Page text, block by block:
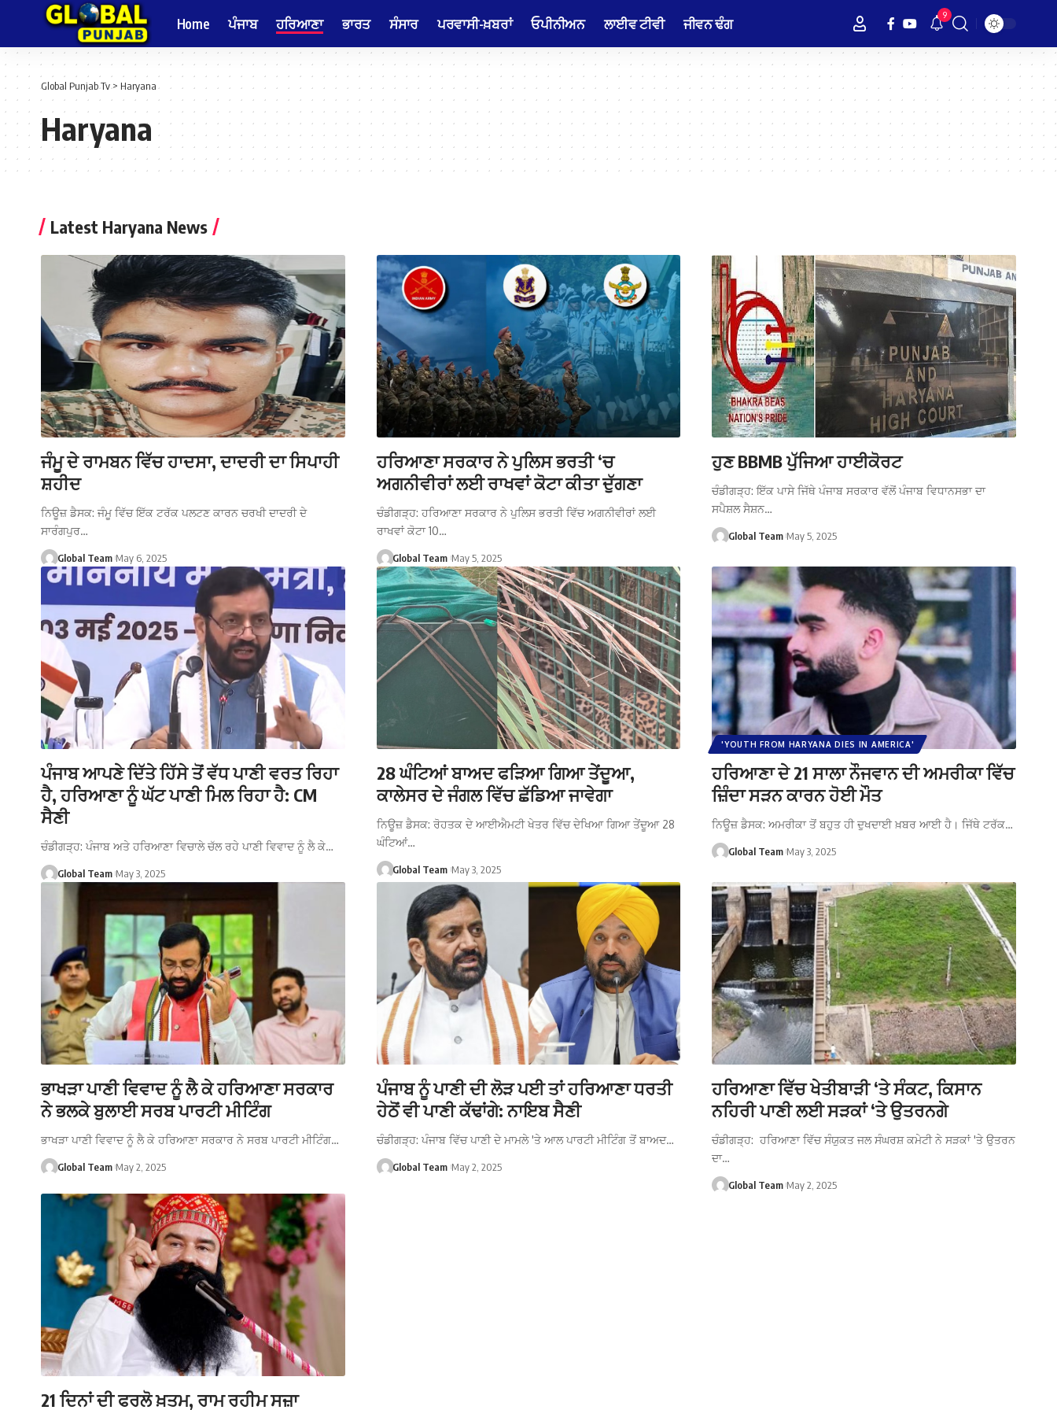
Home ਪੰਜਾਬ ਹਰਿਆਣਾ ਭਾਰਤ ਸੰਸਾਰ ਪਰਵਾਸੀ-ਖ਼ਬਰਾਂ ਓਪੀਨੀਅਨ ਲਾਈਵ ਟੀਵੀ ਜੀਵਨ ਢੰਗ 9
Global Punjab Tv> Haryana
Haryana
Latest Haryana News
ਜੰਮੂ ਦੇ ਰਾਮਬਨ ਵਿੱਚ ਹਾਦਸਾ, ਦਾਦਰੀ ਦਾ ਸਿਪਾਹੀ
ਸ਼ਹੀਦ
ਨਿਊਜ਼ ਡੈਸਕ: ਜੰਮੂ ਵਿੱਚ ਇੱਕ ਟਰੱਕ ਪਲਟਣ ਕਾਰਨ ਚਰਖੀ ਦਾਦਰੀ ਦੇ
ਸਾਰੰਗਪੁਰ…
Global Team May 6, 2025
ਹਰਿਆਣਾ ਸਰਕਾਰ ਨੇ ਪੁਲਿਸ ਭਰਤੀ ‘ਚ
ਅਗਨੀਵੀਰਾਂ ਲਈ ਰਾਖਵਾਂ ਕੋਟਾ ਕੀਤਾ ਦੁੱਗਣਾ
ਚੰਡੀਗੜ੍ਹ: ਹਰਿਆਣਾ ਸਰਕਾਰ ਨੇ ਪੁਲਿਸ ਭਰਤੀ ਵਿੱਚ ਅਗਨੀਵੀਰਾਂ ਲਈ
ਰਾਖਵਾਂ ਕੋਟਾ 10…
Global Team May 5, 2025
ਹੁਣ BBMB ਪੁੱਜਿਆ ਹਾਈਕੋਰਟ
ਚੰਡੀਗੜ੍ਹ: ਇੱਕ ਪਾਸੇ ਜਿੱਥੇ ਪੰਜਾਬ ਸਰਕਾਰ ਵੱਲੋਂ ਪੰਜਾਬ ਵਿਧਾਨਸਭਾ ਦਾ
ਸਪੈਸ਼ਲ ਸੈਸ਼ਨ…
Global Team May 5, 2025
ਪੰਜਾਬ ਆਪਣੇ ਦਿੱਤੇ ਹਿੱਸੇ ਤੋਂ ਵੱਧ ਪਾਣੀ ਵਰਤ ਰਿਹਾ
ਹੈ, ਹਰਿਆਣਾ ਨੂੰ ਘੱਟ ਪਾਣੀ ਮਿਲ ਰਿਹਾ ਹੈ: CM
ਸੈਣੀ
ਚੰਡੀਗੜ੍ਹ: ਪੰਜਾਬ ਅਤੇ ਹਰਿਆਣਾ ਵਿਚਾਲੇ ਚੱਲ ਰਹੇ ਪਾਣੀ ਵਿਵਾਦ ਨੂੰ ਲੈ ਕੇ…
Global Team May 3, 2025
28 ਘੰਟਿਆਂ ਬਾਅਦ ਫੜਿਆ ਗਿਆ ਤੇਂਦੂਆ,
ਕਾਲੇਸਰ ਦੇ ਜੰਗਲ ਵਿੱਚ ਛੱਡਿਆ ਜਾਵੇਗਾ
ਨਿਊਜ਼ ਡੈਸਕ: ਰੋਹਤਕ ਦੇ ਆਈਐਮਟੀ ਖੇਤਰ ਵਿੱਚ ਦੇਖਿਆ ਗਿਆ ਤੇਂਦੂਆ 28
ਘੰਟਿਆਂ…
Global Team May 3, 2025
'YOUTH FROM HARYANA DIES IN AMERICA'
ਹਰਿਆਣਾ ਦੇ 21 ਸਾਲਾ ਨੌਜਵਾਨ ਦੀ ਅਮਰੀਕਾ ਵਿੱਚ
ਜ਼ਿੰਦਾ ਸੜਨ ਕਾਰਨ ਹੋਈ ਮੌਤ
ਨਿਊਜ਼ ਡੈਸਕ: ਅਮਰੀਕਾ ਤੋਂ ਬਹੁਤ ਹੀ ਦੁਖਦਾਈ ਖ਼ਬਰ ਆਈ ਹੈ। ਜਿੱਥੇ ਟਰੱਕ…
Global Team May 3, 2025
ਭਾਖੜਾ ਪਾਣੀ ਵਿਵਾਦ ਨੂੰ ਲੈ ਕੇ ਹਰਿਆਣਾ ਸਰਕਾਰ
ਨੇ ਭਲਕੇ ਬੁਲਾਈ ਸਰਬ ਪਾਰਟੀ ਮੀਟਿੰਗ
ਭਾਖੜਾ ਪਾਣੀ ਵਿਵਾਦ ਨੂੰ ਲੈ ਕੇ ਹਰਿਆਣਾ ਸਰਕਾਰ ਨੇ ਸਰਬ ਪਾਰਟੀ ਮੀਟਿੰਗ…
Global Team May 2, 2025
ਪੰਜਾਬ ਨੂੰ ਪਾਣੀ ਦੀ ਲੋੜ ਪਈ ਤਾਂ ਹਰਿਆਣਾ ਧਰਤੀ
ਹੇਠੋਂ ਵੀ ਪਾਣੀ ਕੱਢਾਂਗੇ: ਨਾਇਬ ਸੈਣੀ
ਚੰਡੀਗੜ੍ਹ: ਪੰਜਾਬ ਵਿੱਚ ਪਾਣੀ ਦੇ ਮਾਮਲੇ 'ਤੇ ਆਲ ਪਾਰਟੀ ਮੀਟਿੰਗ ਤੋਂ ਬਾਅਦ…
Global Team May 2, 2025
ਹਰਿਆਣਾ ਵਿੱਚ ਖੇਤੀਬਾੜੀ ‘ਤੇ ਸੰਕਟ, ਕਿਸਾਨ
ਨਹਿਰੀ ਪਾਣੀ ਲਈ ਸੜਕਾਂ ‘ਤੇ ਉਤਰਨਗੇ
ਚੰਡੀਗੜ੍ਹ: ਹਰਿਆਣਾ ਵਿੱਚ ਸੰਯੁਕਤ ਜਲ ਸੰਘਰਸ਼ ਕਮੇਟੀ ਨੇ ਸੜਕਾਂ 'ਤੇ ਉਤਰਨ
ਦਾ…
Global Team May 2, 2025
21 ਦਿਨਾਂ ਦੀ ਫਰਲੋ ਖ਼ਤਮ, ਰਾਮ ਰਹੀਮ ਸਜ਼ਾ